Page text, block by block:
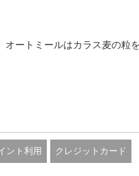
ートミールはカラス麦の粒
ント利用 クレジットカード